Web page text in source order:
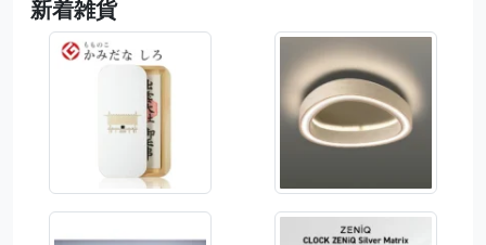
新着雑貨